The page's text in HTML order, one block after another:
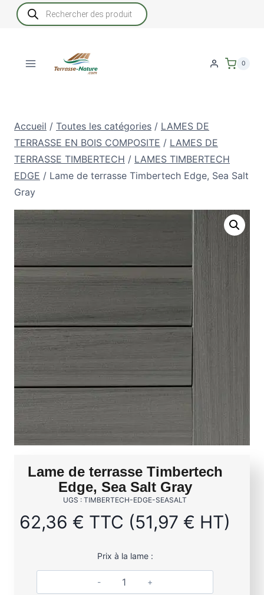
Recherche
de
produits
0
Accueil / Toutes les catégories / LAMES DE
TERRASSE EN BOIS COMPOSITE / LAMES DE
TERRASSE TIMBERTECH / LAMES TIMBERTECH
EDGE / Lame de terrasse Timbertech Edge, Sea Salt
Gray
Lame de terrasse Timbertech
Edge, Sea Salt Gray
UGS : TIMBERTECH-EDGE-SEASALT
62,36 € TTC (51,97 € HT)
Prix à la lame :
q